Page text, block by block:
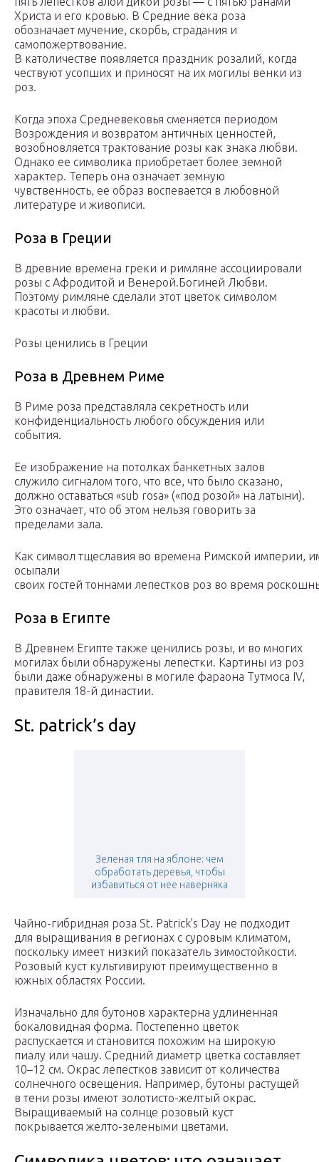
Христа и его кровью. В Средние века роза
обозначает мучение, скорбь, страдания и
самопожертвование.
В католичестве появляется праздник розалий, когда
чествуют усопших и приносят на их могилы венки из
роз.
Когда эпоха Средневековья сменяется периодом
Возрождения и возвратом античных ценностей,
возобновляется трактование розы как знака любви.
Однако ее символика приобретает более земной
характер. Теперь она означает земную
чувственность, ее образ воспевается в любовной
литературе и живописи.
Роза в Греции
В древние времена греки и римляне ассоциировали
розы с Афродитой и Венерой.Богиней Любви.
Поэтому римляне сделали этот цветок символом
красоты и любви.
Розы ценились в Греции
Роза в Древнем Риме
В Риме роза представляла секретность или
конфиденциальность любого обсуждения или
события.
Ее изображение на потолках банкетных залов
служило сигналом того, что все, что было сказано,
должно оставаться «sub rosa» («под розой» на латыни).
Это означает, что об этом нельзя говорить за
пределами зала.
Как символ тщеславия во времена Римской империи,
осыпали
своих гостей тоннами лепестков роз во время
Роза в Египте
В Древнем Египте также ценились розы, и во многих
могилах были обнаружены лепестки. Картины из роз
были даже обнаружены в могиле фараона Тутмоса IV,
правителя 18-й династии.
St. patrick’s day
Зеленая тля на яблоне: чем
обработать деревья, чтобы
избавиться от нее наверняка
Чайно-гибридная роза St. Patrick’s Day не подходит
для выращивания в регионах с суровым климатом,
поскольку имеет низкий показатель зимостойкости.
Розовый куст культивируют преимущественно в
южных областях России.
Изначально для бутонов характерна удлиненная
бокаловидная форма. Постепенно цветок
распускается и становится похожим на широкую
пиалу или чашу. Средний диаметр цветка составляет
10–12 см. Окрас лепестков зависит от количества
солнечного освещения. Например, бутоны растущей
в тени розы имеют золотисто-желтый окрас.
Выращиваемый на солнце розовый куст
покрывается желто-зелеными цветами.